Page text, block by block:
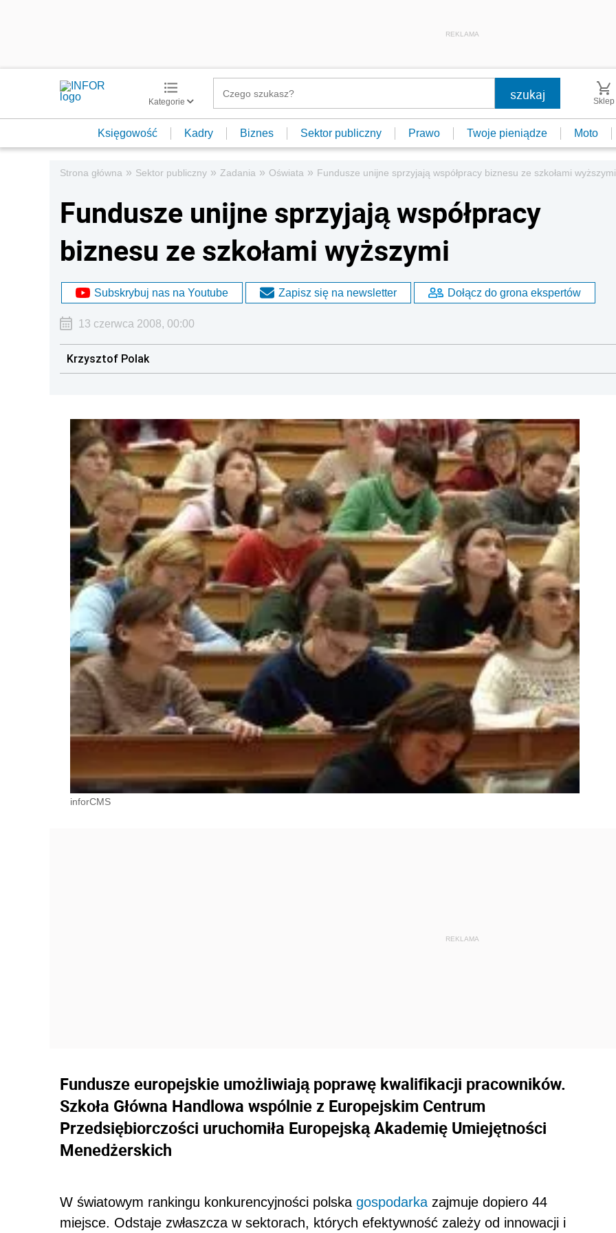
REKLAMA
Kategorie Sklep
Księgowość Kadry Biznes Sektor publiczny Prawo Twoje pieniądze Moto
Strona główna » Sektor publiczny » Zadania » Oświata » Fundusze unijne sprzyjają współpracy biznesu ze szkołami wyższymi
Fundusze unijne sprzyjają współpracy
biznesu ze szkołami wyższymi
Subskrybuj nas na Youtube Zapisz się na newsletter Dołącz do grona ekspertów
13 czerwca 2008, 00:00
Krzysztof Polak
inforCMS
Fundusze europejskie umożliwiają poprawę kwalifikacji pracowników.
Szkoła Główna Handlowa wspólnie z Europejskim Centrum
Przedsiębiorczości uruchomiła Europejską Akademię Umiejętności
Menedżerskich
W światowym rankingu konkurencyjności polska gospodarka zajmuje dopiero 44
miejsce. Odstaje zwłaszcza w sektorach, których efektywność zależy od innowacji i